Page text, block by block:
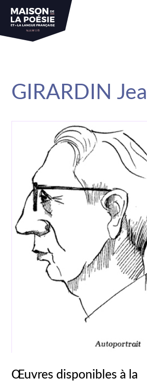
GIRARDIN
Œuvres disponibles à la